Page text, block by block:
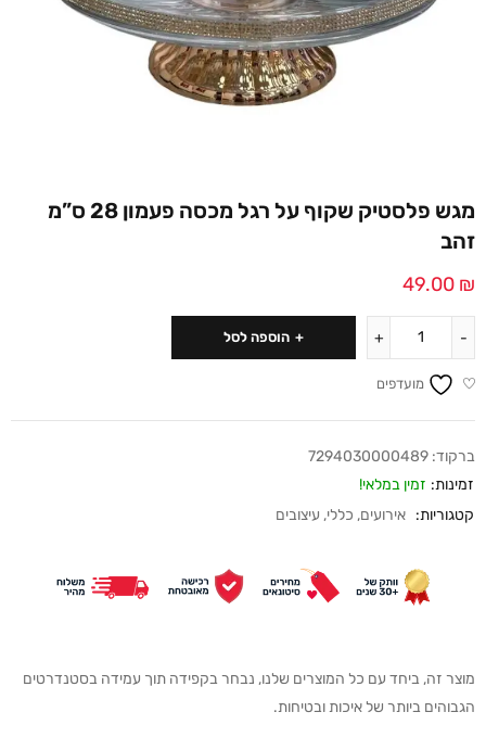
מגש פלסטיק שקוף על רגל מכסה פעמון 28 ס”מ
זהב
49.00 ₪
הוספה לסל
מועדפים
ברקוד: 7294030000489
זמינות: זמין במלאי!
קטגוריות: אירועים, כללי, עיצובים
מוצר זה, ביחד עם כל המוצרים שלנו, נבחר בקפידה תוך עמידה בסטנדרטים
הגבוהים ביותר של איכות ובטיחות.